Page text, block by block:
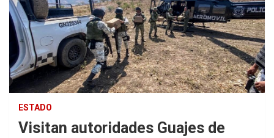
ESTADO
Visitan autoridades Guajes de